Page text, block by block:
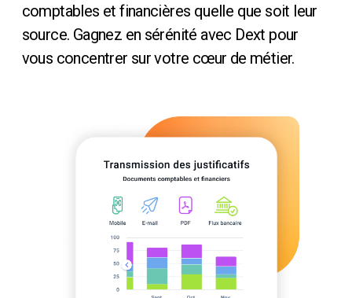
comptables et financières quelle que soit leur
source. Gagnez en sérénité avec Dext pour
vous concentrer sur votre cœur de métier.